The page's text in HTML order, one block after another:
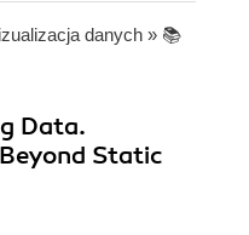
danych » 📚
Data.
Static